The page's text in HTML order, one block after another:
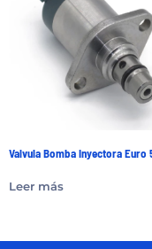
Valvula Bomba Inyectora Euro
Leer más